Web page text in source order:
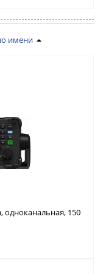
имени
одноканальная, 150